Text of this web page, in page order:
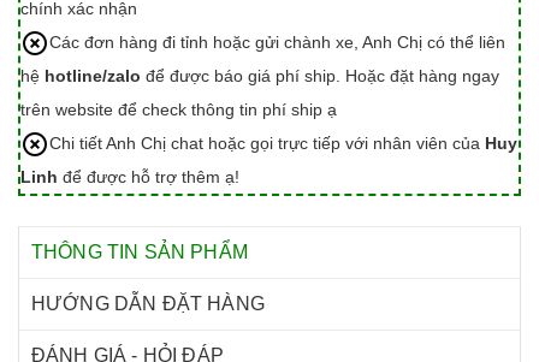
chính xác nhận
Các đơn hàng đi tỉnh hoặc gửi chành xe, Anh Chị có thể liên
hệ hotline/zalo để được báo giá phí ship. Hoặc đặt hàng ngay
trên website để check thông tin phí ship ạ
Chi tiết Anh Chị chat hoặc gọi trực tiếp với nhân viên của Huy
Linh để được hỗ trợ thêm ạ!
THÔNG TIN SẢN PHẨM
HƯỚNG DẪN ĐẶT HÀNG
ĐÁNH GIÁ - HỎI ĐÁP